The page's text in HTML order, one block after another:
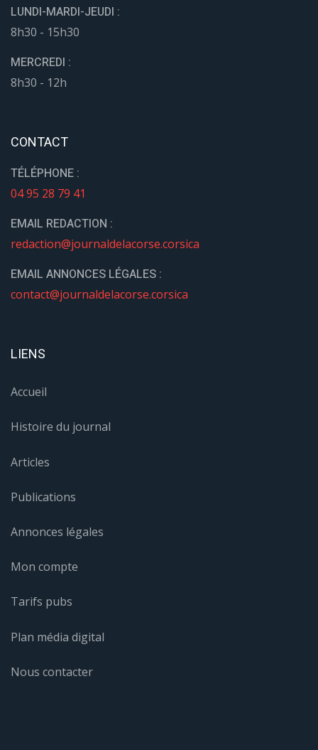
LUNDI-MARDI-JEUDI :
8h30 - 15h30
MERCREDI :
8h30 - 12h
CONTACT
TÉLÉPHONE :
04 95 28 79 41
EMAIL REDACTION :
redaction@journaldelacorse.corsica
EMAIL ANNONCES LÉGALES :
contact@journaldelacorse.corsica
LIENS
Accueil
Histoire du journal
Articles
Publications
Annonces légales
Mon compte
Tarifs pubs
Plan média digital
Nous contacter